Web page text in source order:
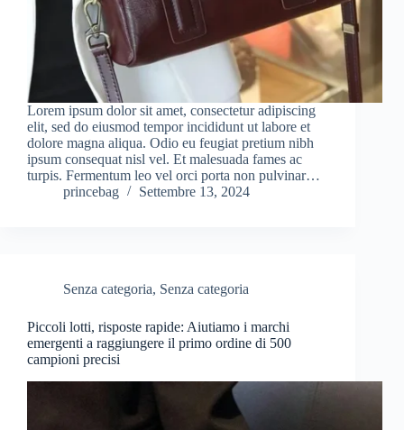
Lorem ipsum dolor sit amet, consectetur adipiscing
elit, sed do eiusmod tempor incididunt ut labore et
dolore magna aliqua. Odio eu feugiat pretium nibh
ipsum consequat nisl vel. Et malesuada fames ac
turpis. Fermentum leo vel orci porta non pulvinar…
princebag
Settembre 13, 2024
Senza categoria, Senza categoria
Piccoli lotti, risposte rapide: Aiutiamo i marchi
emergenti a raggiungere il primo ordine di 500
campioni precisi